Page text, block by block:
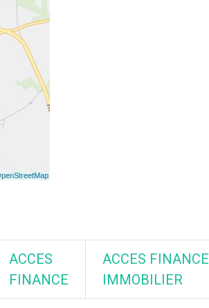
ACCES
FINANCE
ACCES FINANCE
IMMOBILIER